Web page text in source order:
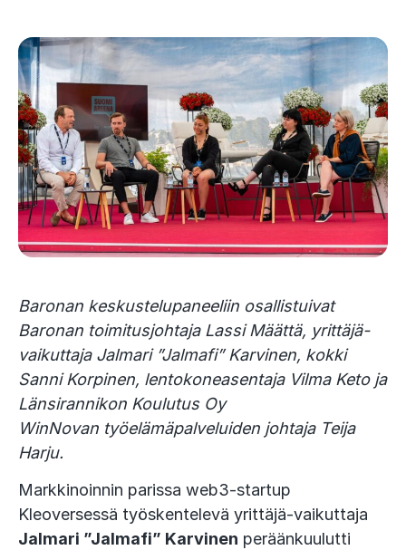
Baronan keskustelupaneeliin osallistuivat
Baronan toimitusjohtaja Lassi Määttä, yrittäjä-
vaikuttaja Jalmari ”Jalmafi” Karvinen, kokki
Sanni Korpinen, lentokoneasentaja Vilma Keto ja
Länsirannikon Koulutus Oy
WinNovan työelämäpalveluiden johtaja Teija
Harju.
Markkinoinnin parissa web3-startup
Kleoversessä työskentelevä yrittäjä-vaikuttaja
Jalmari ”Jalmafi” Karvinen peräänkuulutti